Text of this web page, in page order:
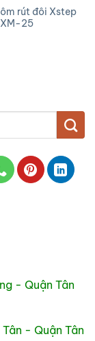
rút đôi Xstep
XM-25
- Quận Tân
- Quận Tân